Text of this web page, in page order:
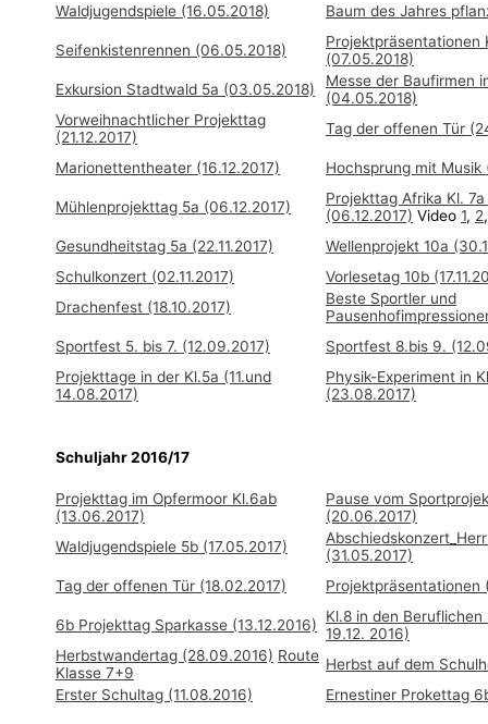
Waldjugendspiele (16.05.2018)
Baum des Jahres
Seifenkistenrennen (06.05.2018)
Projektpräsentationen
(07.05.2018)
Exkursion Stadtwald 5a (03.05.2018)
Messe der Baufirmen
(04.05.2018)
Vorweihnachtlicher Projekttag
(21.12.2017)
Tag der offenen Tür
Marionettentheater (16.12.2017) Hochsprung mit Musik
Mühlenprojekttag 5a (06.12.2017)
Projekttag Afrika Kl.
(06.12.2017) Video 1, 2
Gesundheitstag 5a (22.11.2017)
Wellenprojekt 10a
Schulkonzert (02.11.2017)
Vorlesetag 10b
Drachenfest (18.10.2017)
Beste Sportler und
Sportfest 5. bis 7. (12.09.2017)
Sportfest 8.bis 9.
Projekttage in der Kl.5a (11.und
14.08.2017)
Physik-Experiment in
(23.08.2017)
Schuljahr 2016/17
Projekttag im Opfermoor Kl.6ab
(13.06.2017)
Pause vom
(20.06.2017)
Waldjugendspiele 5b (17.05.2017)
(31.05.2017)
Tag der offenen Tür (18.02.2017)
Projektpräsentationen
6b Projekttag Sparkasse (13.12.2016)
Kl.8 in den
19.12. 2016)
Herbstwandertag (28.09.2016) Route
Klasse 7+9
Herbst auf dem
Erster Schultag (11.08.2016)
Ernestiner Prokettag